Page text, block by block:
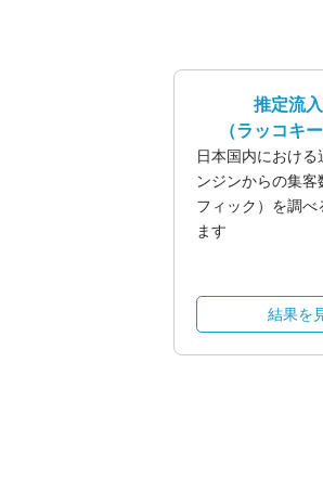
推定流
（ラッコキ
日本国内における
ンジンからの集客
フィック）を調べ
ます
結果を